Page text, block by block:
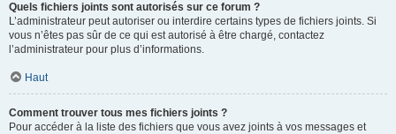
Quels fichiers joints sont autorisés sur ce forum ?
L’administrateur peut autoriser ou interdire certains types de fichiers joints. Si
vous n’êtes pas sûr de ce qui est autorisé à être chargé, contactez
l’administrateur pour plus d’informations.
Haut
Comment trouver tous mes fichiers joints ?
Pour accéder à la liste des fichiers que vous avez joints à vos messages et